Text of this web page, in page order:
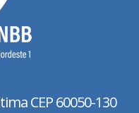
CEP 60050-130